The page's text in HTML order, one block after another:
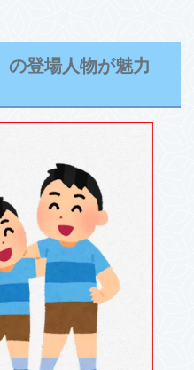
の登場人物が魅力